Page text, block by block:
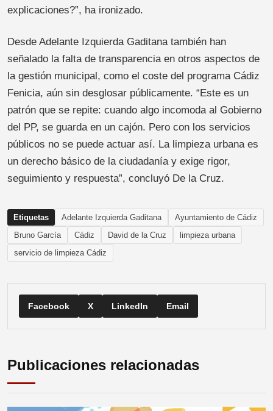
explicaciones?”, ha ironizado.
Desde Adelante Izquierda Gaditana también han
señalado la falta de transparencia en otros aspectos de
la gestión municipal, como el coste del programa Cádiz
Fenicia, aún sin desglosar públicamente. “Este es un
patrón que se repite: cuando algo incomoda al Gobierno
del PP, se guarda en un cajón. Pero con los servicios
públicos no se puede actuar así. La limpieza urbana es
un derecho básico de la ciudadanía y exige rigor,
seguimiento y respuesta”, concluyó De la Cruz.
Etiquetas Adelante Izquierda Gaditana
Ayuntamiento de Cádiz
Bruno García
Cádiz David de la Cruz
limpieza urbana
servicio de limpieza Cádiz
Facebook X LinkedIn Email
Publicaciones relacionadas